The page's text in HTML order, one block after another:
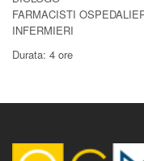
FARMACISTI
INFERMIERI
Durata: 4 ore